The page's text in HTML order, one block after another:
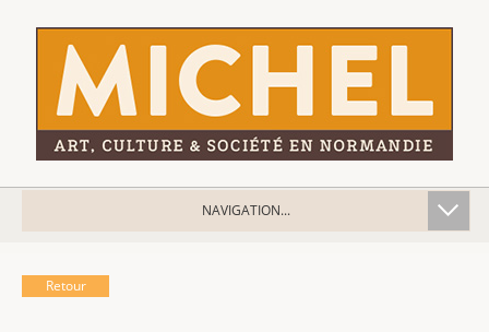
NAVIGATION...
Retour